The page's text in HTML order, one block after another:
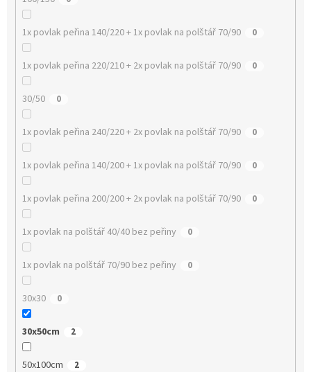
1x povlak peřina 140/220 + 1x povlak na polštář 70/90 0
1x povlak peřina 220/210 + 2x povlak na polštář 70/90 0
30/50 0
1x povlak peřina 240/220 + 2x povlak na polštář 70/90 0
1x povlak peřina 140/200 + 1x povlak na polštář 70/90 0
1x povlak peřina 200/200 + 2x povlak na polštář 70/90 0
1x povlak na polštář 40/40 bez peřiny 0
1x povlak na polštář 70/90 bez peřiny 0
30x30 0
30x50cm 2
50x100cm 2